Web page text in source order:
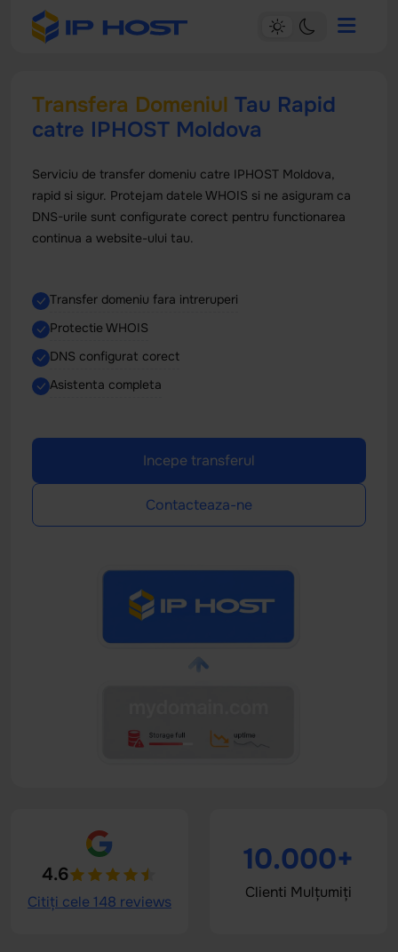
Transfera Domeniul Tau Rapid
catre IPHOST Moldova
Serviciu de transfer domeniu catre IPHOST Moldova,
rapid si sigur. Protejam datele WHOIS si ne asiguram ca
DNS-urile sunt configurate corect pentru functionarea
continua a website-ului tau.
Transfer domeniu fara intreruperi
Protectie WHOIS
DNS configurat corect
Asistenta completa
Incepe transferul
Contacteaza-ne
4.6
Citiți cele 148 reviews
10.000+
Clienti Mulțumiți